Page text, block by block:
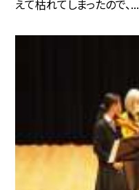
えて枯れてしまったので、...